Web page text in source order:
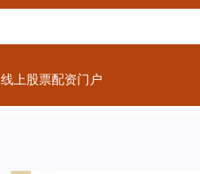
线上股票配资门户